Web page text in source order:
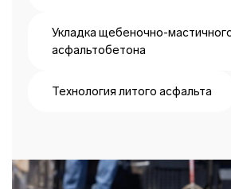
Укладка щебеночно-
асфальтобетона
Технология литого асфальта